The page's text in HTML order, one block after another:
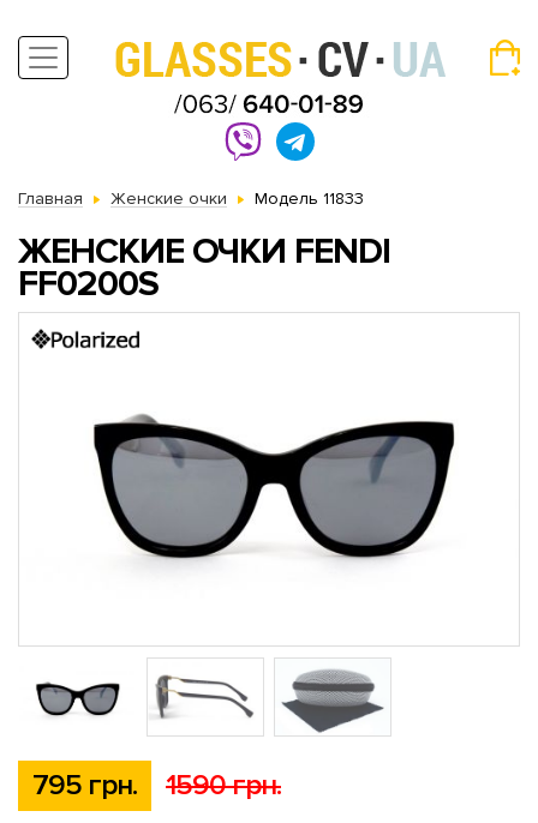
Главная Женские очки Модель 11833
ЖЕНСКИЕ ОЧКИ FENDI
FF0200S
795 грн. 1590 грн.